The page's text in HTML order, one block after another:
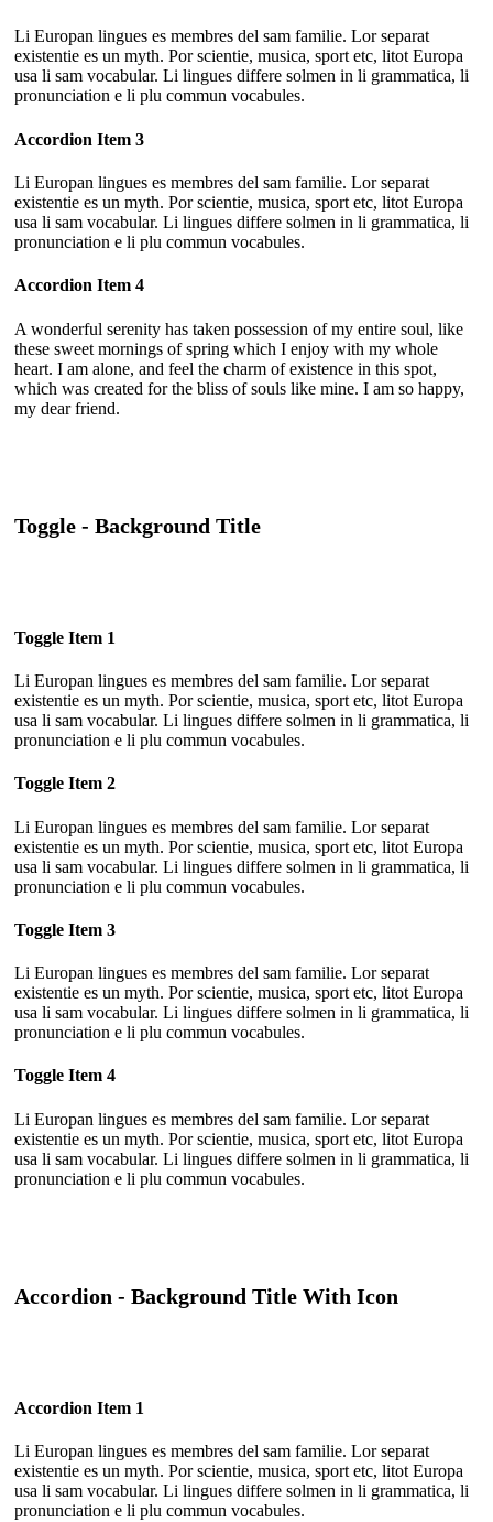
Li Europan lingues es membres del sam familie. Lor separat
existentie es un myth. Por scientie, musica, sport etc, litot Europa
usa li sam vocabular. Li lingues differe solmen in li grammatica, li
pronunciation e li plu commun vocabules.
Accordion Item 3
Li Europan lingues es membres del sam familie. Lor separat
existentie es un myth. Por scientie, musica, sport etc, litot Europa
usa li sam vocabular. Li lingues differe solmen in li grammatica, li
pronunciation e li plu commun vocabules.
Accordion Item 4
A wonderful serenity has taken possession of my entire soul, like
these sweet mornings of spring which I enjoy with my whole
heart. I am alone, and feel the charm of existence in this spot,
which was created for the bliss of souls like mine. I am so happy,
my dear friend.
Toggle - Background Title
Toggle Item 1
Li Europan lingues es membres del sam familie. Lor separat
existentie es un myth. Por scientie, musica, sport etc, litot Europa
usa li sam vocabular. Li lingues differe solmen in li grammatica, li
pronunciation e li plu commun vocabules.
Toggle Item 2
Li Europan lingues es membres del sam familie. Lor separat
existentie es un myth. Por scientie, musica, sport etc, litot Europa
usa li sam vocabular. Li lingues differe solmen in li grammatica, li
pronunciation e li plu commun vocabules.
Toggle Item 3
Li Europan lingues es membres del sam familie. Lor separat
existentie es un myth. Por scientie, musica, sport etc, litot Europa
usa li sam vocabular. Li lingues differe solmen in li grammatica, li
pronunciation e li plu commun vocabules.
Toggle Item 4
Li Europan lingues es membres del sam familie. Lor separat
existentie es un myth. Por scientie, musica, sport etc, litot Europa
usa li sam vocabular. Li lingues differe solmen in li grammatica, li
pronunciation e li plu commun vocabules.
Accordion - Background Title With Icon
Accordion Item 1
Li Europan lingues es membres del sam familie. Lor separat
existentie es un myth. Por scientie, musica, sport etc, litot Europa
usa li sam vocabular. Li lingues differe solmen in li grammatica, li
pronunciation e li plu commun vocabules.